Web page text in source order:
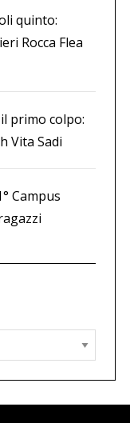
quinto:
Rocca Flea
primo colpo:
Vita Sadi
Campus